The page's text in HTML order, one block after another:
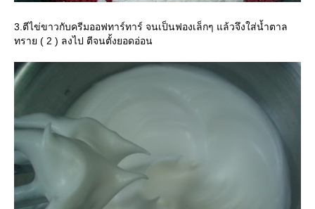
3.ตีไข่ขาวกับครีมออฟทาร์ทาร์ จนเป็นฟองเล็กๆ แล้วจึงใส่น้ำตาล
ทราย ( 2 ) ลงไป ตีจนตั้งยอดอ่อน